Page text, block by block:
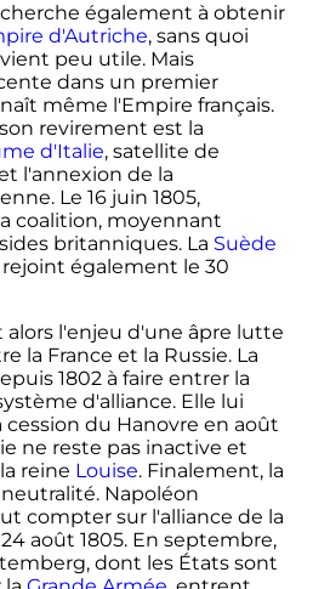
également à obtenir
d'Autriche, sans quoi
peu utile. Mais
dans un premier
même l'Empire français.
revirement est la
d'Italie, satellite de
l'annexion de la
Le 16 juin 1805,
coalition, moyennant
britanniques. La Suède
également le 30
alors l'enjeu d'une âpre lutte
la France et la Russie. La
1802 à faire entrer la
d'alliance. Elle lui
du Hanovre en août
ne reste pas inactive et
reine Louise. Finalement, la
Napoléon
compter sur l'alliance de la
24 août 1805. En septembre,
dont les États sont